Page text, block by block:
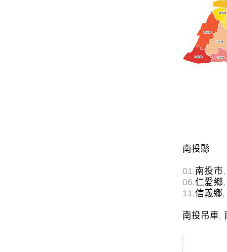
南投縣
01.南投市
06.仁愛鄉
11.信義鄉,
南投吊車,